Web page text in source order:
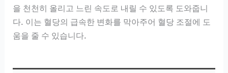
을 천천히 올리고 느린 속도로 내릴 수 있도록 도와줍니
다. 이는 혈당의 급속한 변화를 막아주어 혈당 조절에 도
움을 줄 수 있습니다.